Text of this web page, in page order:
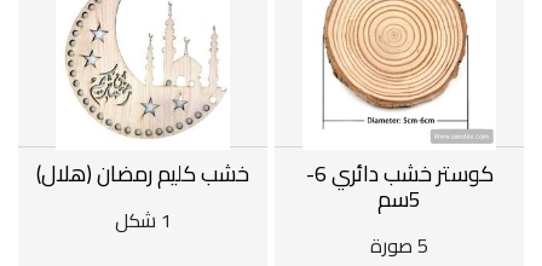
كوستر خشب دائري 6-
5سم
5 صورة
خشب كليم رمضان (هلال)
1 شكل